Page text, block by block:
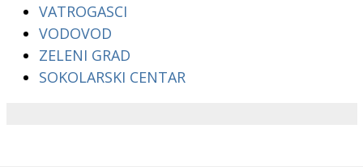
VATROGASCI
VODOVOD
ZELENI GRAD
SOKOLARSKI CENTAR